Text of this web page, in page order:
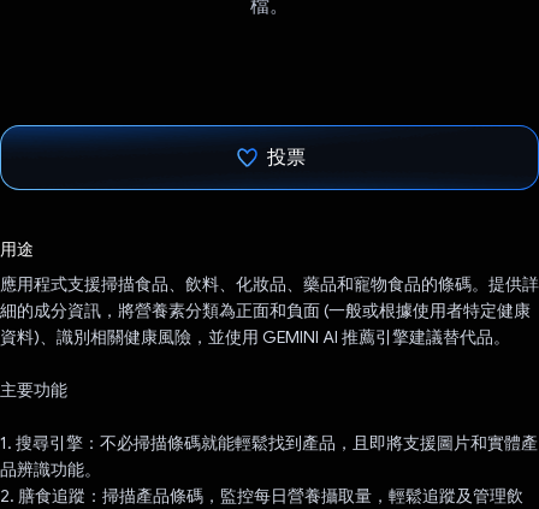
檔。
投票
用途
應用程式支援掃描食品、飲料、化妝品、藥品和寵物食品的條碼。提供詳
細的成分資訊，將營養素分類為正面和負面 (一般或根據使用者特定健康
資料)、識別相關健康風險，並使用 GEMINI AI 推薦引擎建議替代品。
主要功能
1. 搜尋引擎：不必掃描條碼就能輕鬆找到產品，且即將支援圖片和實體產
品辨識功能。
2. 膳食追蹤：掃描產品條碼，監控每日營養攝取量，輕鬆追蹤及管理飲